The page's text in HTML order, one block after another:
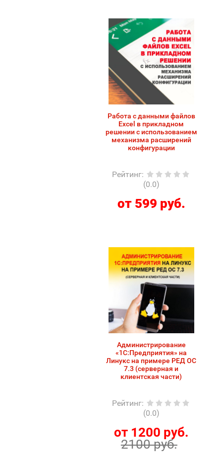
Работа с данными файлов
Excel в прикладном
решении с использованием
механизма расширений
конфигурации
Рейтинг:
(0.0)
от 599 руб.
Администрирование
«1С:Предприятия» на
Линукс на примере РЕД ОС
7.3 (серверная и
клиентская части)
Рейтинг:
(0.0)
от 1200 руб.
2100 руб.